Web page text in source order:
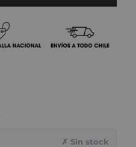
✗ Sin stock